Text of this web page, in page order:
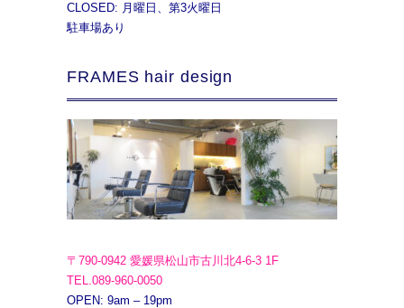
CLOSED: 月曜日、第3火曜日
駐車場あり
FRAMES hair design
〒790-0942 愛媛県松山市古川北4-6-3 1F
TEL.089-960-0050
OPEN: 9am – 19pm